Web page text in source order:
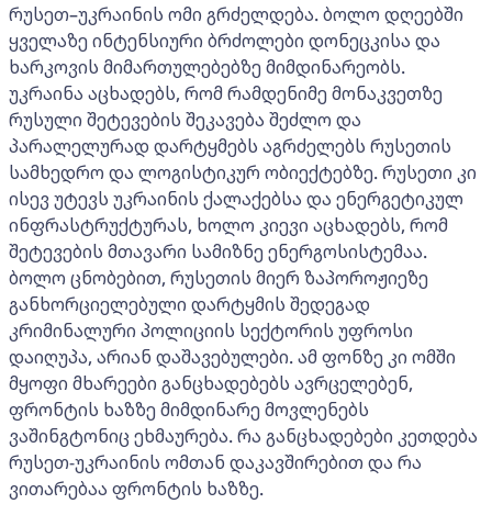
რუსეთ–უკრაინის ომი გრძელდება. ბოლო დღეებში
ყველაზე ინტენსიური ბრძოლები დონეცკისა და
ხარკოვის მიმართულებებზე მიმდინარეობს.
უკრაინა აცხადებს, რომ რამდენიმე მონაკვეთზე
რუსული შეტევების შეკავება შეძლო და
პარალელურად დარტყმებს აგრძელებს რუსეთის
სამხედრო და ლოგისტიკურ ობიექტებზე. რუსეთი კი
ისევ უტევს უკრაინის ქალაქებსა და ენერგეტიკულ
ინფრასტრუქტურას, ხოლო კიევი აცხადებს, რომ
შეტევების მთავარი სამიზნე ენერგოსისტემაა.
ბოლო ცნობებით, რუსეთის მიერ ზაპოროჟიეზე
განხორციელებული დარტყმის შედეგად
კრიმინალური პოლიციის სექტორის უფროსი
დაიღუპა, არიან დაშავებულები. ამ ფონზე კი ომში
მყოფი მხარეები განცხადებებს ავრცელებენ,
ფრონტის ხაზზე მიმდინარე მოვლენებს
ვაშინგტონიც ეხმაურება. რა განცხადებები კეთდება
რუსეთ-უკრაინის ომთან დაკავშირებით და რა
ვითარებაა ფრონტის ხაზზე.